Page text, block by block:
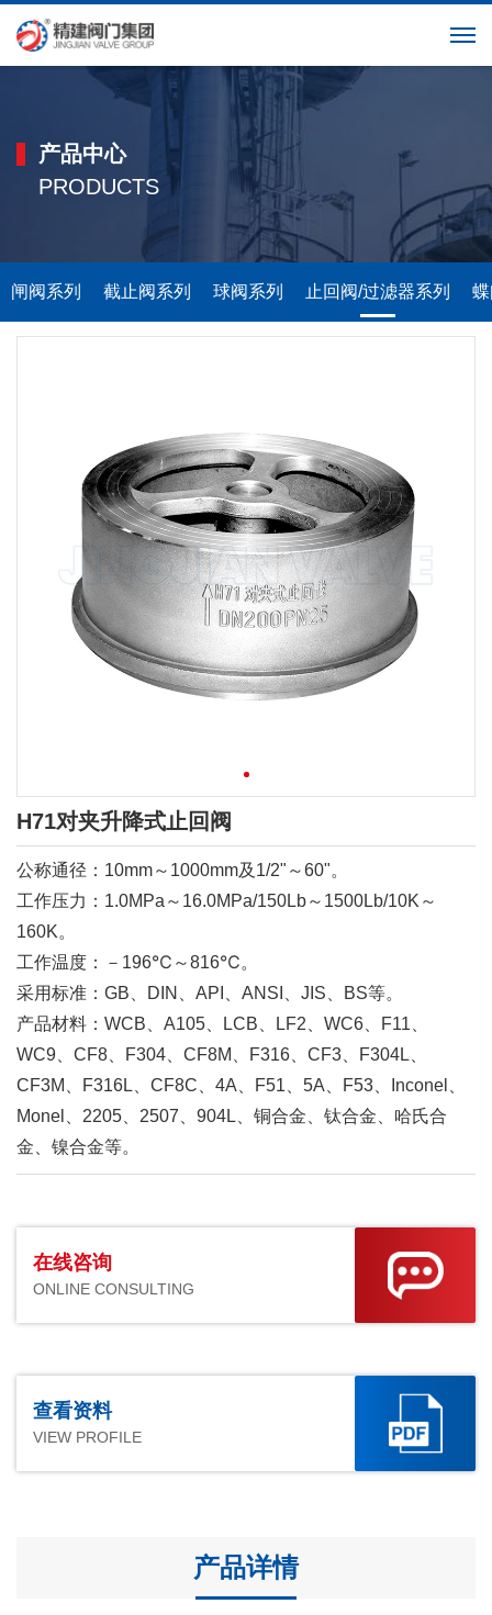
产品中心
PRODUCTS
闸阀系列 截止阀系列 球阀系列 止回阀/过滤器系列
H71对夹升降式止回阀
公称通径：10mm～1000mm及1/2"～60"。
工作压力：1.0MPa～16.0MPa/150Lb～1500Lb/10K～
160K。
工作温度：－196℃～816℃。
采用标准：GB、DIN、API、ANSI、JIS、BS等。
产品材料：WCB、A105、LCB、LF2、WC6、F11、
WC9、CF8、F304、CF8M、F316、CF3、F304L、
CF3M、F316L、CF8C、4A、F51、5A、F53、Inconel、
Monel、2205、2507、904L、铜合金、钛合金、哈氏合
金、镍合金等。
在线咨询
ONLINE CONSULTING
查看资料
VIEW PROFILE
产品详情